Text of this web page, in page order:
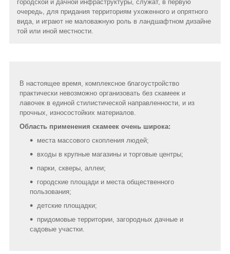
городской и дачной инфраструктуры, служат, в первую
очередь, для придания территориям ухоженного и опрятного
вида, и играют не маловажную роль в ландшафтном дизайне
той или иной местности.
В настоящее время, комплексное благоустройство
практически невозможно организовать без скамеек и
лавочек в единой стилистической направленности, и из
прочных, износостойких материалов.
Область применения скамеек очень широка:
места массового скопления людей;
входы в крупные магазины и торговые центры;
парки, скверы, аллеи;
городские площади и места общественного
пользования;
детские площадки;
придомовые территории, загородных дачные и
садовые участки.